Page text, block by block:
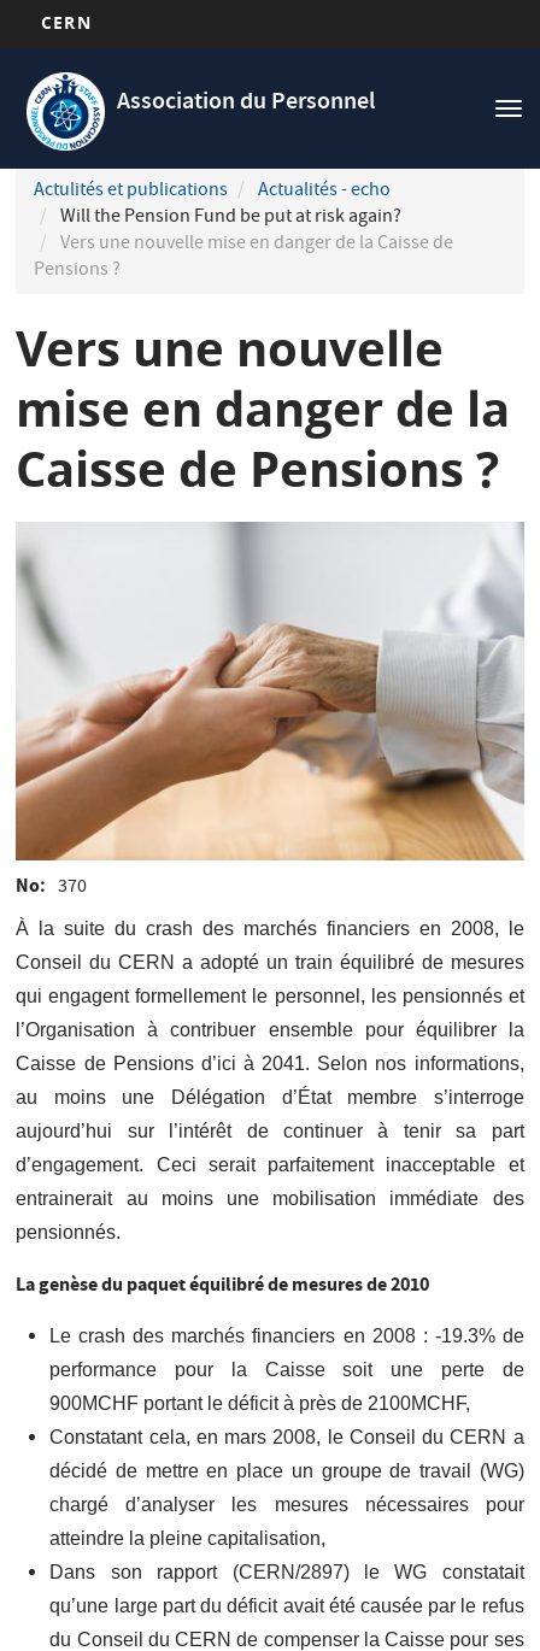
contenu
principal
CERN
Association du Personnel
Navigation
principale
Actulités et publications
Actualités - echo
Will the Pension Fund be put at risk again?
Vers une nouvelle mise en danger de la Caisse de
Pensions ?
Vers une nouvelle
mise en danger de la
Caisse de Pensions ?
No 370
À la suite du crash des marchés financiers en 2008, le
Conseil du CERN a adopté un train équilibré de mesures
qui engagent formellement le personnel, les pensionnés et
l’Organisation à contribuer ensemble pour équilibrer la
Caisse de Pensions d’ici à 2041. Selon nos informations,
au moins une Délégation d’État membre s’interroge
aujourd’hui sur l’intérêt de continuer à tenir sa part
d’engagement. Ceci serait parfaitement inacceptable et
entrainerait au moins une mobilisation immédiate des
pensionnés.
La genèse du paquet équilibré de mesures de 2010
Le crash des marchés financiers en 2008 : -19.3% de
performance pour la Caisse soit une perte de
900MCHF portant le déficit à près de 2100MCHF,
Constatant cela, en mars 2008, le Conseil du CERN a
décidé de mettre en place un groupe de travail (WG)
chargé d’analyser les mesures nécessaires pour
atteindre la pleine capitalisation,
Dans son rapport (CERN/2897) le WG constatait
qu’une large part du déficit avait été causée par le refus
du Conseil du CERN de compenser la Caisse pour ses